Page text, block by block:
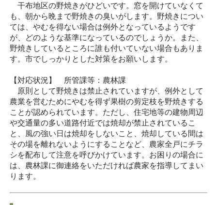
干布地区の野焼きがひどいです。窓を開けていなくて
も、朝から晩まで野焼きの臭いがします。野焼きについ
ては、やむを得ない場合は例外となっているようです
が、どのような基準になっているのでしょうか。また、
野焼きしているところに誰も付いていない場合もありま
す。市でしっかりとした対策をお願いします。
【対応状況】 所管課等：農林課
原則として野焼きは禁止されていますが、例外として
農業を営むためにやむを得ず果樹の剪定枝を野焼きする
ことが認められています。ただし、住宅地等の建物周辺
や交通量の多い道路付近では焼却が禁止されているこ
と、風の強い日は焼却をしないこと、焼却している間は
その場を離れないようにすることなど、農家全戸にチラ
シを配布して注意を呼びかけています。お困りの場合に
は、農林課に御連絡をいただければ農家を指導してまい
ります。